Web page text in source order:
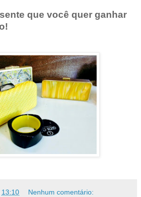
que você quer ganhar
13:10 Nenhum comentário: